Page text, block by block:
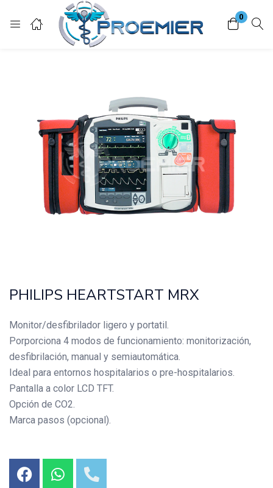
0
Remember me Lost password?
PHILIPS HEARTSTART MRX
Monitor/desfibrilador ligero y portatil.
Porporciona 4 modos de funcionamiento: monitorización,
desfibrilación, manual y semiautomática.
Ideal para entornos hospitalarios o pre-hospitalarios.
Pantalla a color LCD TFT.
Opción de CO2.
Marca pasos (opcional).